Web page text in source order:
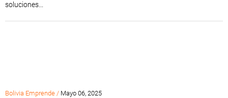
soluciones...
Bolivia Emprende / Mayo 06, 2025